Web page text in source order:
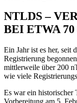
NTLDS –
BEI ETWA
Ein Jahr ist es her, seit
Registrierung
mittlerweile über 200
wie viele
Es war ein historischer
Vorbereitung am 5.